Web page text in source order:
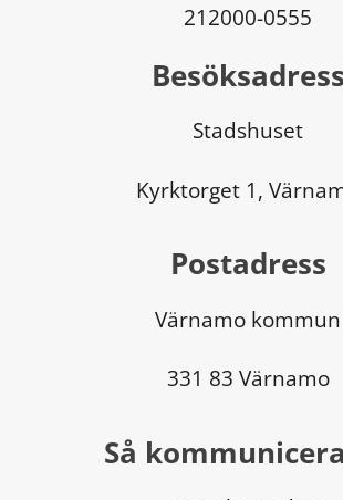
212000-0555
Besöksadress
Stadshuset
Kyrktorget 1,
Postadress
Värnamo kommun
331 83 Värnamo
Så